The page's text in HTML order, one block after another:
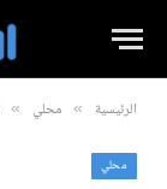
الرئيسية » محلي »
محلي